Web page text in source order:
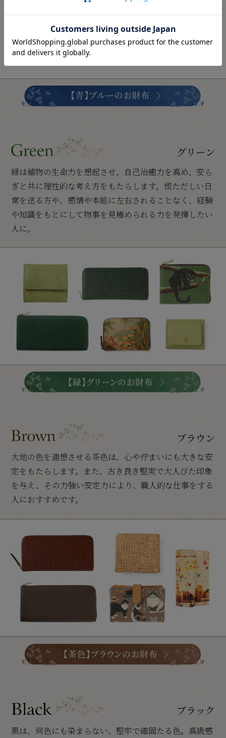
グリーン
緑は植物の生命力を想起させ、自己治癒力を高め、安ら
ぎと共に理性的な考え方をもたらします。慌ただしい日
常を送る方や、感情や本能に左右されることなく、経験
や知識をもとにして物事を見極められる力を発揮したい
人に。
ブラウン
大地の色を連想させる茶色は、心や佇まいにも大きな安
定をもたらします。また、古き良き堅実で大人びた印象
を与え、その力強い安定力により、職人的な仕事をする
人におすすめです。
ブラック
黒は、何色にも染まらない、堅牢で確固たる色。高級感